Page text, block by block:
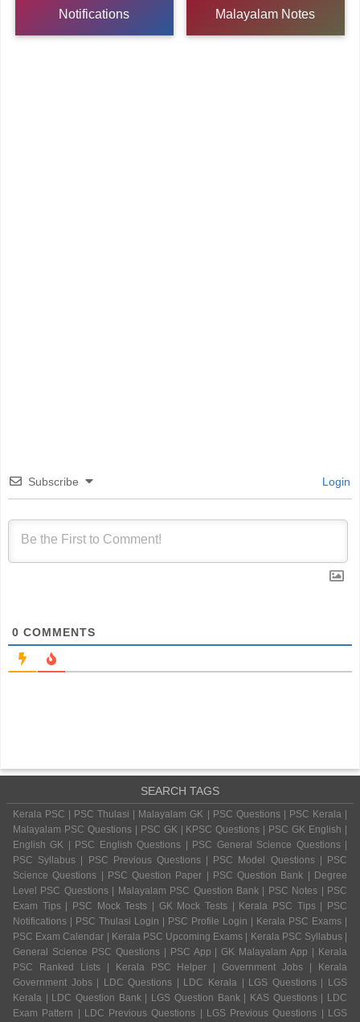
Notifications Malayalam Notes
Subscribe Login
0 COMMENTS
SEARCH TAGS
Kerala PSC | PSC Thulasi | Malayalam GK | PSC Questions | PSC Kerala |
Malayalam PSC Questions | PSC GK | KPSC Questions | PSC GK English |
English GK | PSC English Questions | PSC General Science Questions |
PSC Syllabus | PSC Previous Questions | PSC Model Questions | PSC
Science Questions | PSC Question Paper | PSC Question Bank | Degree
Level PSC Questions | Malayalam PSC Question Bank | PSC Notes | PSC
Exam Tips | PSC Mock Tests | GK Mock Tests | Kerala PSC Tips | PSC
Notifications | PSC Thulasi Login | PSC Profile Login | Kerala PSC Exams |
PSC Exam Calendar | Kerala PSC Upcoming Exams | Kerala PSC Syllabus |
General Science PSC Questions | PSC App | GK Malayalam App | Kerala
PSC Ranked Lists | Kerala PSC Helper | Government Jobs | Kerala
Government Jobs | LDC Questions | LDC Kerala | LGS Questions | LGS
Kerala | LDC Question Bank | LGS Question Bank | KAS Questions | LDC
Exam Pattern | LDC Previous Questions | LGS Previous Questions | LGS